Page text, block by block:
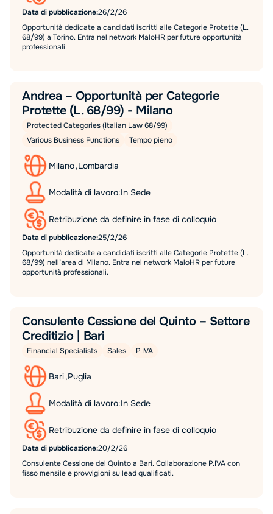
Data di pubblicazione:26/2/26
Opportunità dedicate a candidati iscritti alle Categorie Protette (L.
68/99) a Torino. Entra nel network MaloHR per future opportunità
professionali.
Andrea – Opportunità per Categorie
Protette (L. 68/99) - Milano
Protected Categories (Italian Law 68/99)
Various Business Functions
Tempo pieno
Milano,Lombardia
Modalità di lavoro:In Sede
Retribuzione da definire in fase di colloquio
Data di pubblicazione:25/2/26
Opportunità dedicate a candidati iscritti alle Categorie Protette (L.
68/99) nell’area di Milano. Entra nel network MaloHR per future
opportunità professionali.
Consulente Cessione del Quinto – Settore
Creditizio | Bari
Financial Specialists Sales P.IVA
Bari,Puglia
Modalità di lavoro:In Sede
Retribuzione da definire in fase di colloquio
Data di pubblicazione:20/2/26
Consulente Cessione del Quinto a Bari. Collaborazione P.IVA con
fisso mensile e provvigioni su lead qualificati.